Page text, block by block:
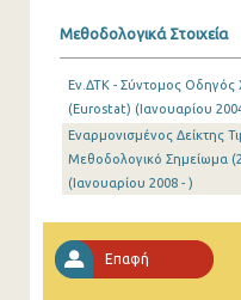
Αυγούστου 2025
Ιουλίου 2025
Ιουνίου 2025
Μαΐου 2025
Απριλίου 2025
Μεθοδολογικά Στοιχεία
Εν.ΔΤΚ - Σύντομος Οδηγός
(Eurostat) (Ιανουαρίου
Εναρμονισμένος Δείκτης
Μεθοδολογικό Σημείωμα
(Ιανουαρίου 2008 - )
Επαφή